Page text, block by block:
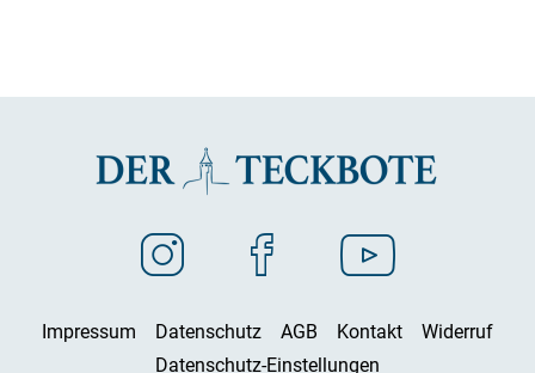
Impressum Datenschutz AGB Kontakt
Widerruf
Datenschutz-Einstellungen